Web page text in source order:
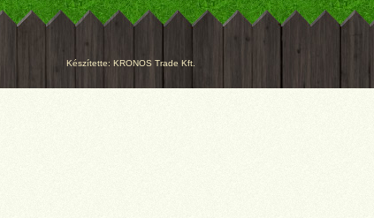
Készítette: KRONOS Trade Kft.